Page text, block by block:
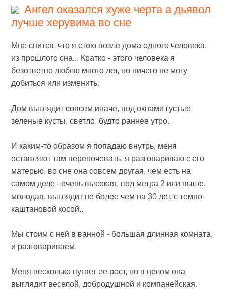
Ангел оказался хуже черта а дьявол
лучше херувима во сне
Мне снится, что я стою возле дома одного человека,
из прошлого сна... Кратко - этого человека я
безответно люблю много лет, но ничего не могу
добиться или изменить.
Дом выглядит совсем иначе, под окнами густые
зеленые кусты, светло, будто раннее утро.
И каким-то образом я попадаю внутрь, меня
оставляют там переночевать, я разговариваю с его
матерью, во сне она совсем другая, чем есть на
самом деле - очень высокая, под метра 2 или выше,
молодая, выглядит не более чем на 30 лет, с темно-
каштановой косой..
Мы стоим с ней в ванной - большая длинная комната,
и разговариваем.
Меня несколько пугает ее рост, но в целом она
выглядит веселой, добродушной и компанейская.